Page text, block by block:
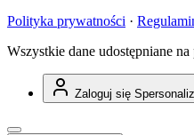
Polityka prywatności ·
Wszystkie dane udostępniane
Zaloguj się